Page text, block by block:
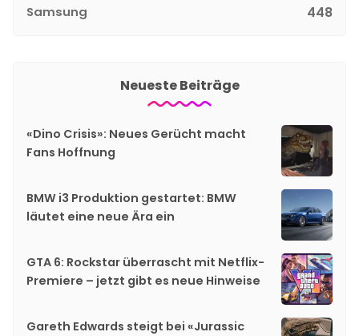
Samsung 448
Neueste Beiträge
«Dino Crisis»: Neues Gerücht macht
Fans Hoffnung
BMW i3 Produktion gestartet: BMW
läutet eine neue Ära ein
GTA 6: Rockstar überrascht mit Netflix-
Premiere – jetzt gibt es neue Hinweise
Gareth Edwards steigt bei «Jurassic